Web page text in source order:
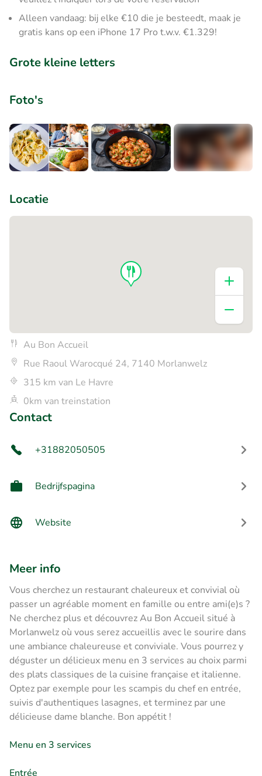
Alleen vandaag: bij elke €10 die je besteedt, maak je
gratis kans op een iPhone 17 Pro t.w.v. €1.329!
Grote kleine letters
Foto's
Locatie
Au Bon Accueil
Rue Raoul Warocqué 24, 7140 Morlanwelz
315 km van Le Havre
0km van treinstation
Contact
+31882050505
Bedrijfspagina
Website
Meer info
Vous cherchez un restaurant chaleureux et convivial où
passer un agréable moment en famille ou entre ami(e)s ?
Ne cherchez plus et découvrez Au Bon Accueil situé à
Morlanwelz où vous serez accueillis avec le sourire dans
une ambiance chaleureuse et conviviale. Vous pourrez y
déguster un délicieux menu en 3 services au choix parmi
des plats classiques de la cuisine française et italienne.
Optez par exemple pour les scampis du chef en entrée,
suivis d'authentiques lasagnes, et terminez par une
délicieuse dame blanche. Bon appétit !
Menu en 3 services
Entrée